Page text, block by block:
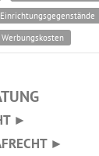
Einrichtungsgegenstände
Werbungskosten
►
►